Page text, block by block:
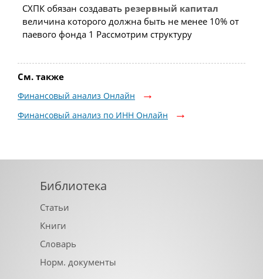
СХПК обязан создавать резервный капитал
величина которого должна быть не менее 10% от
паевого фонда 1 Рассмотрим структуру
См. также
Финансовый анализ Онлайн
Финансовый анализ по ИНН Онлайн
Библиотека
Статьи
Книги
Словарь
Норм. документы